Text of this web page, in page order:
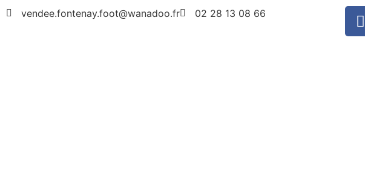
vendee.fontenay.foot@wanadoo.fr 02 28 13 08 66